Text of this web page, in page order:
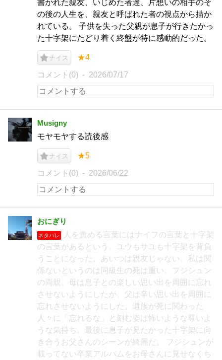
書かれた親友、いじめた者達、片想いの相手のそ
の後の人生を、親友と呼ばれた者の視点から描か
れている。 子供を失った父親が息子が行きたかっ
た十字架にたどり着く終盤が特に感動的だった。
ナイス ★4
コメント(0) 2026/07/17
Musigny
モヤモヤする読後感
ナイス ★5
コメント(0) 2026/06/22
おにぎり
ネタバレ
人を責める言葉にはナイフの言葉と十字架
の言葉があるという。ユウもサユも十字架を背負
うことになった。あいつは親友じゃない、私は関
係ないというのは同級生の死は重い。フジシュン
の両親、母は息子との楽しい思い出を周囲に忘れ
させないようにしたが、父は辛い思い出を周囲に
忘れさせないようにした。遺族が死に関わった
人々に「忘れるな」と刻む姿は怖いような尊いよ
うな気持ち。最後に息子が見たかった十字架に向
き合うお父さんのシーンが綺麗だ。 フジシュンが
載ってない卒業アルバムをお母さんに見せなくち